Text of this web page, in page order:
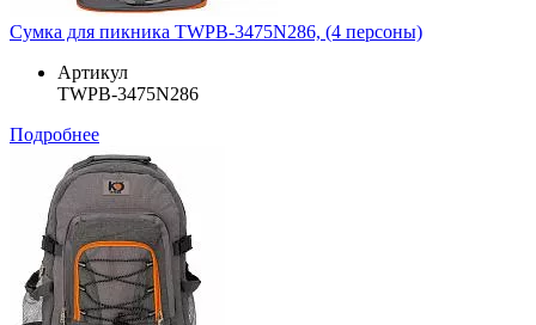
Сумка для пикника TWPB-3475N286, (4 персоны)
Артикул
TWPB-3475N286
Подробнее